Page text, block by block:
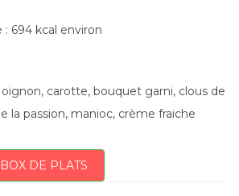
694 kcal environ
carotte, bouquet garni, clous de
la passion, manioc, crème fraiche
DE PLATS